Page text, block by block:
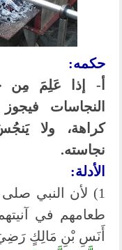
حكمه:
أ- إذا عَلِمَ مِن
النجاسات
كراهة، ولا
نجاسته.
الأدلة:
1) لأن النبي
طعامهم في
أَنَسِ بْنِ مَالِكٍ رَضِيَ